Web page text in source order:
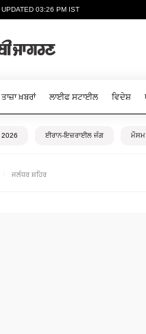
03:26 PM IST
ਤਾਜ਼ਾ ਖ਼ਬਰਾਂ ਲਾਈਫ ਸਟਾਈਲ ਵਿਦੇਸ਼
2026 ਈਰਾਨ-ਇਜ਼ਰਾਈਲ ਜੰਗ ਮੌਸਮ
ਜਲੰਧਰ ਸ਼ਹਿਰ